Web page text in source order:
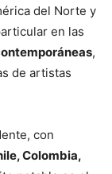
del Norte y
en las
,
de artistas
con
Colombia,